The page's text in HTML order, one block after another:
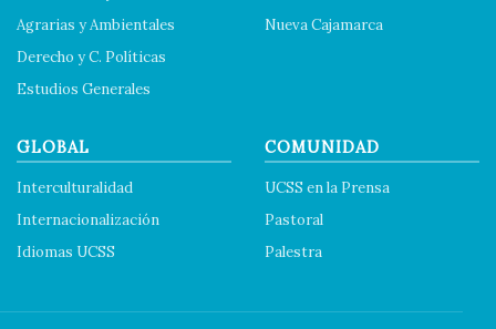
Agrarias y Ambientales
Derecho y C. Políticas
Estudios Generales
Nueva Cajamarca
GLOBAL
Interculturalidad
Internacionalización
Idiomas UCSS
COMUNIDAD
UCSS en la Prensa
Pastoral
Palestra